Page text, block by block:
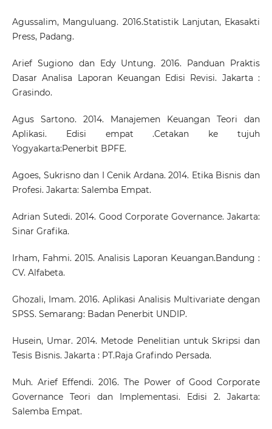
Agussalim, Manguluang. 2016.Statistik Lanjutan, Ekasakti
Press, Padang.
Arief Sugiono dan Edy Untung. 2016. Panduan Praktis
Dasar Analisa Laporan Keuangan Edisi Revisi. Jakarta :
Grasindo.
Agus Sartono. 2014. Manajemen Keuangan Teori dan
Aplikasi. Edisi empat .Cetakan ke tujuh
Yogyakarta:Penerbit BPFE.
Agoes, Sukrisno dan I Cenik Ardana. 2014. Etika Bisnis dan
Profesi. Jakarta: Salemba Empat.
Adrian Sutedi. 2014. Good Corporate Governance. Jakarta:
Sinar Grafika.
Irham, Fahmi. 2015. Analisis Laporan Keuangan.Bandung :
CV. Alfabeta.
Ghozali, Imam. 2016. Aplikasi Analisis Multivariate dengan
SPSS. Semarang: Badan Penerbit UNDIP.
Husein, Umar. 2014. Metode Penelitian untuk Skripsi dan
Tesis Bisnis. Jakarta : PT.Raja Grafindo Persada.
Muh. Arief Effendi. 2016. The Power of Good Corporate
Governance Teori dan Implementasi. Edisi 2. Jakarta:
Salemba Empat.